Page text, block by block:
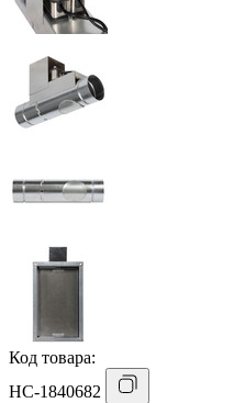
Код товара:
НС-1840682